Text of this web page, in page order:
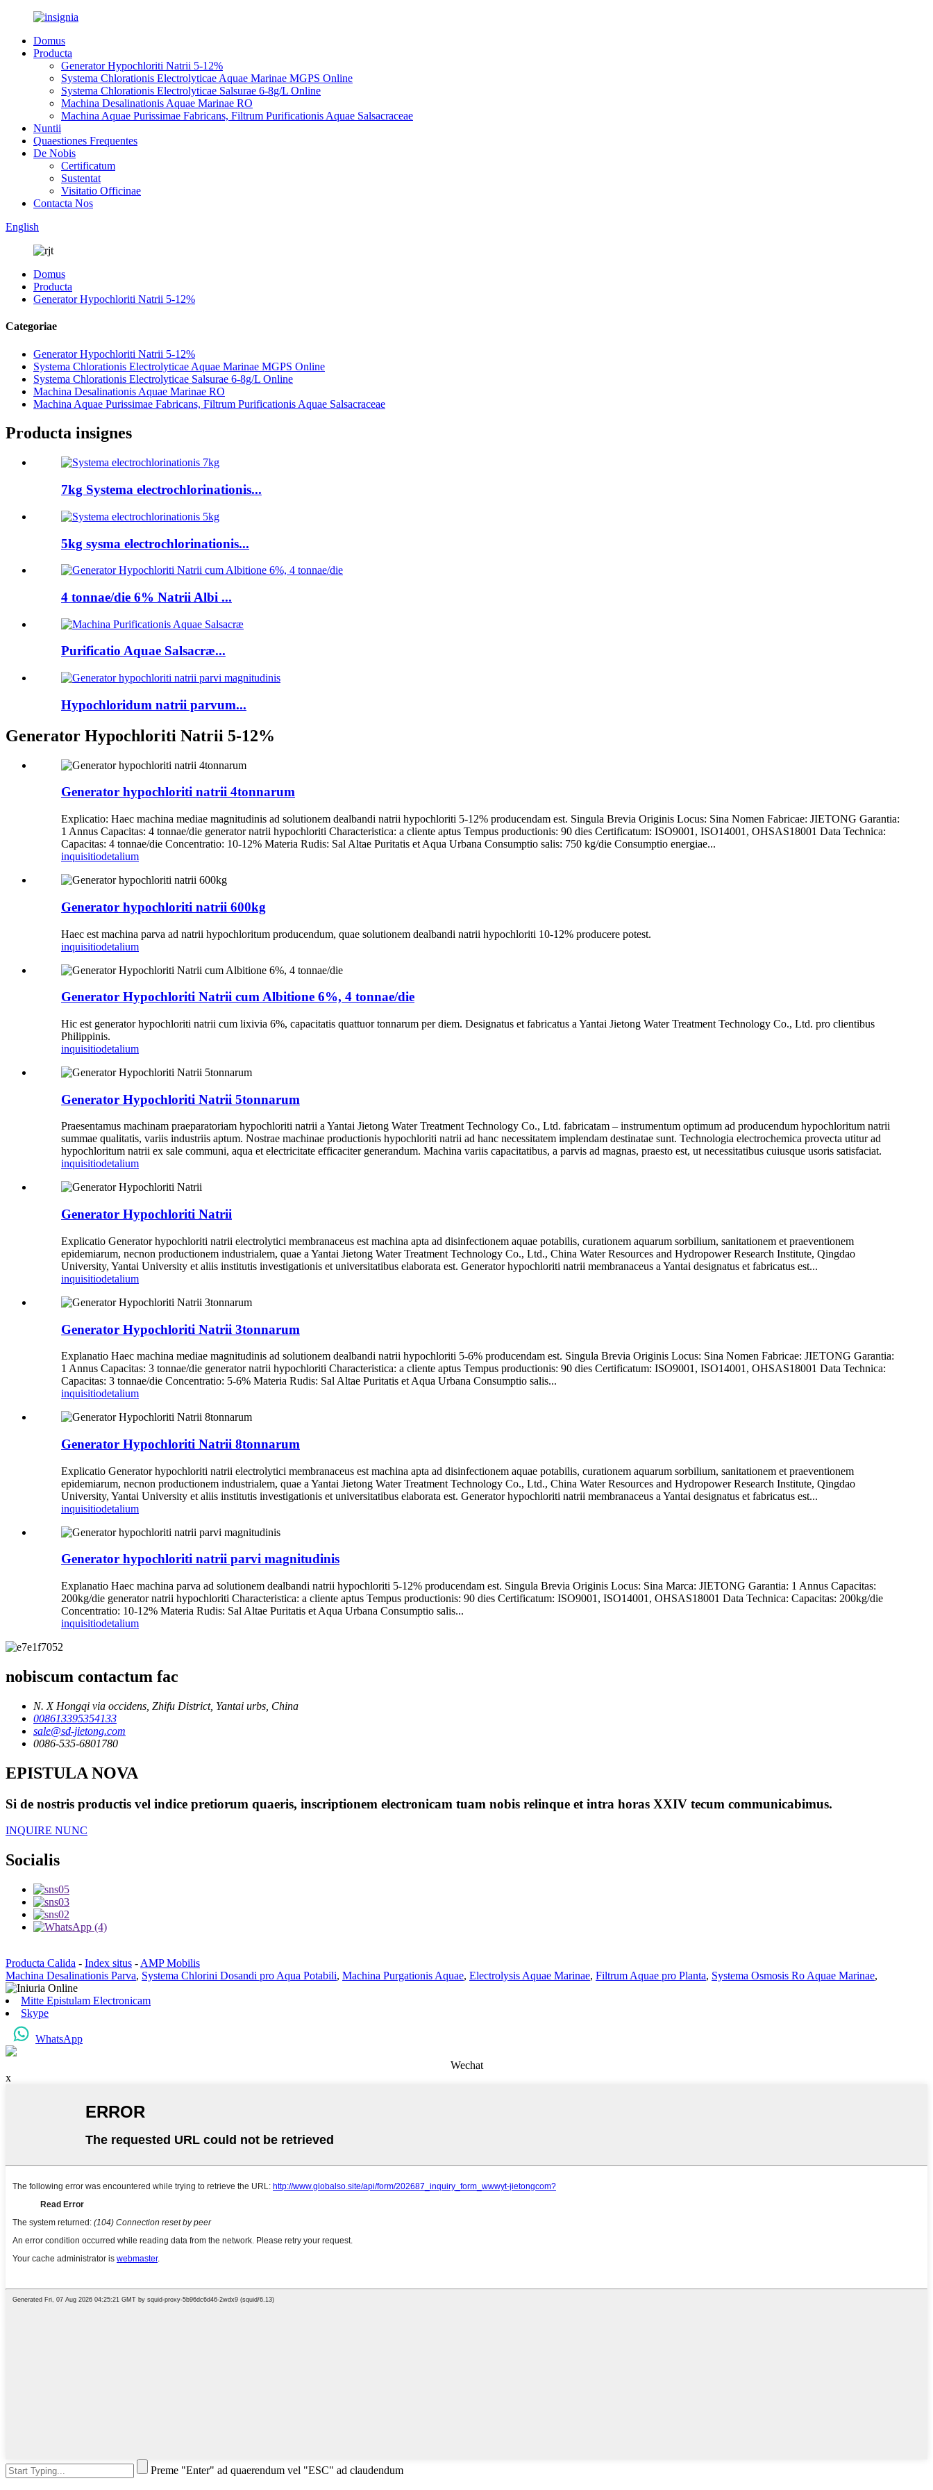
Domus
Producta
Generator Hypochloriti Natrii 5-12%
Systema Chlorationis Electrolyticae Aquae Marinae MGPS Online
Systema Chlorationis Electrolyticae Salsurae 6-8g/L Online
Machina Desalinationis Aquae Marinae RO
Machina Aquae Purissimae Fabricans, Filtrum Purificationis Aquae Salsacraceae
Nuntii
Quaestiones Frequentes
De Nobis
Certificatum
Sustentat
Visitatio Officinae
Contacta Nos
English
Domus
Producta
Generator Hypochloriti Natrii 5-12%
Categoriae
Generator Hypochloriti Natrii 5-12%
Systema Chlorationis Electrolyticae Aquae Marinae MGPS Online
Systema Chlorationis Electrolyticae Salsurae 6-8g/L Online
Machina Desalinationis Aquae Marinae RO
Machina Aquae Purissimae Fabricans, Filtrum Purificationis Aquae Salsacraceae
Producta insignes
7kg Systema electrochlorinationis...
5kg sysma electrochlorinationis...
4 tonnae/die 6% Natrii Albi ...
Purificatio Aquae Salsacræ...
Hypochloridum natrii parvum...
Generator Hypochloriti Natrii 5-12%
Generator hypochloriti natrii 4tonnarum
Explicatio: Haec machina mediae magnitudinis ad solutionem dealbandi natrii hypochloriti 5-12% producendam est. Singula Brevia Originis Locus: Sina Nomen Fabricae: JIETONG Garantia:
1 Annus Capacitas: 4 tonnae/die generator natrii hypochloriti Characteristica: a cliente aptus Tempus productionis: 90 dies Certificatum: ISO9001, ISO14001, OHSAS18001 Data Technica:
Capacitas: 4 tonnae/die Concentratio: 10-12% Materia Rudis: Sal Altae Puritatis et Aqua Urbana Consumptio salis: 750 kg/die Consumptio energiae...
inquisitiodetalium
Generator hypochloriti natrii 600kg
Haec est machina parva ad natrii hypochloritum producendum, quae solutionem dealbandi natrii hypochloriti 10-12% producere potest.
inquisitiodetalium
Generator Hypochloriti Natrii cum Albitione 6%, 4 tonnae/die
Hic est generator hypochloriti natrii cum lixivia 6%, capacitatis quattuor tonnarum per diem. Designatus et fabricatus a Yantai Jietong Water Treatment Technology Co., Ltd. pro clientibus
Philippinis.
inquisitiodetalium
Generator Hypochloriti Natrii 5tonnarum
Praesentamus machinam praeparatoriam hypochloriti natrii a Yantai Jietong Water Treatment Technology Co., Ltd. fabricatam – instrumentum optimum ad producendum hypochloritum natrii
summae qualitatis, variis industriis aptum. Nostrae machinae productionis hypochloriti natrii ad hanc necessitatem implendam destinatae sunt. Technologia electrochemica provecta utitur ad
hypochloritum natrii ex sale communi, aqua et electricitate efficaciter generandum. Machina variis capacitatibus, a parvis ad magnas, praesto est, ut necessitatibus cuiusque usoris satisfaciat.
inquisitiodetalium
Generator Hypochloriti Natrii
Explicatio Generator hypochloriti natrii electrolytici membranaceus est machina apta ad disinfectionem aquae potabilis, curationem aquarum sorbilium, sanitationem et praeventionem
epidemiarum, necnon productionem industrialem, quae a Yantai Jietong Water Treatment Technology Co., Ltd., China Water Resources and Hydropower Research Institute, Qingdao
University, Yantai University et aliis institutis investigationis et universitatibus elaborata est. Generator hypochloriti natrii membranaceus a Yantai designatus et fabricatus est...
inquisitiodetalium
Generator Hypochloriti Natrii 3tonnarum
Explanatio Haec machina mediae magnitudinis ad solutionem dealbandi natrii hypochloriti 5-6% producendam est. Singula Brevia Originis Locus: Sina Nomen Fabricae: JIETONG Garantia:
1 Annus Capacitas: 3 tonnae/die generator natrii hypochloriti Characteristica: a cliente aptus Tempus productionis: 90 dies Certificatum: ISO9001, ISO14001, OHSAS18001 Data Technica:
Capacitas: 3 tonnae/die Concentratio: 5-6% Materia Rudis: Sal Altae Puritatis et Aqua Urbana Consumptio salis...
inquisitiodetalium
Generator Hypochloriti Natrii 8tonnarum
Explicatio Generator hypochloriti natrii electrolytici membranaceus est machina apta ad disinfectionem aquae potabilis, curationem aquarum sorbilium, sanitationem et praeventionem
epidemiarum, necnon productionem industrialem, quae a Yantai Jietong Water Treatment Technology Co., Ltd., China Water Resources and Hydropower Research Institute, Qingdao
University, Yantai University et aliis institutis investigationis et universitatibus elaborata est. Generator hypochloriti natrii membranaceus a Yantai designatus et fabricatus est...
inquisitiodetalium
Generator hypochloriti natrii parvi magnitudinis
Explanatio Haec machina parva ad solutionem dealbandi natrii hypochloriti 5-12% producendam est. Singula Brevia Originis Locus: Sina Marca: JIETONG Garantia: 1 Annus Capacitas:
200kg/die generator natrii hypochloriti Characteristica: a cliente aptus Tempus productionis: 90 dies Certificatum: ISO9001, ISO14001, OHSAS18001 Data Technica: Capacitas: 200kg/die
Concentratio: 10-12% Materia Rudis: Sal Altae Puritatis et Aqua Urbana Consumptio salis...
inquisitiodetalium
nobiscum contactum fac
N. X Hongqi via occidens, Zhifu District, Yantai urbs, China
008613395354133
sale@sd-jietong.com
0086-535-6801780
EPISTULA NOVA
Si de nostris productis vel indice pretiorum quaeris, inscriptionem electronicam tuam nobis relinque et intra horas XXIV tecum communicabimus.
INQUIRE NUNC
Socialis
Producta Calida - Index situs - AMP Mobilis
Machina Desalinationis Parva, Systema Chlorini Dosandi pro Aqua Potabili, Machina Purgationis Aquae, Electrolysis Aquae Marinae, Filtrum Aquae pro Planta, Systema Osmosis Ro Aquae Marinae,
Mitte Epistulam Electronicam
Skype
WhatsApp
Wechat
x
Preme "Enter" ad quaerendum vel "ESC" ad claudendum